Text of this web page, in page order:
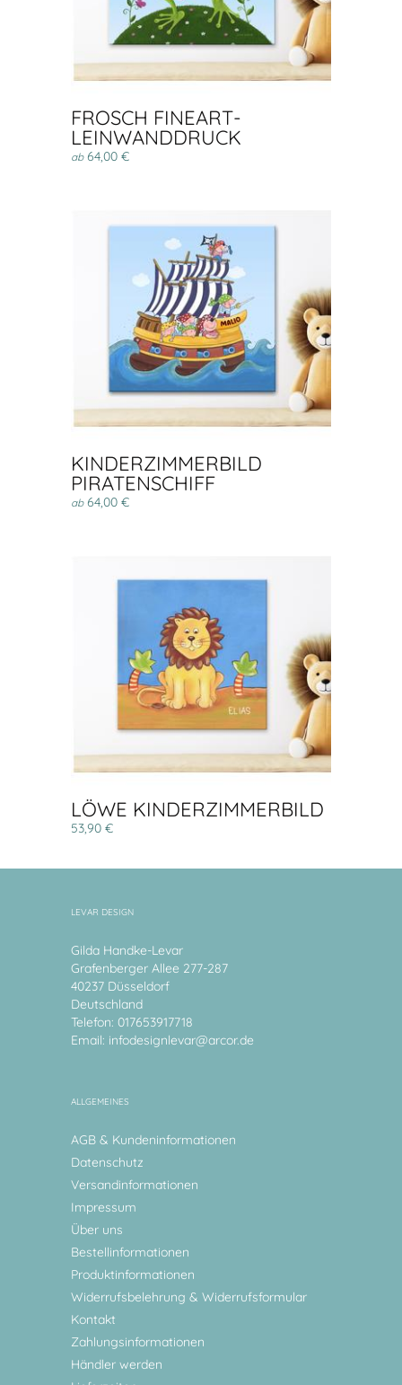
FROSCH FINEART-
LEINWANDDRUCK
ab64,00 €
KINDERZIMMERBILD
PIRATENSCHIFF
ab64,00 €
LÖWE KINDERZIMMERBILD
53,90 €
LEVAR DESIGN
Gilda Handke-Levar
Grafenberger Allee 277-287
40237 Düsseldorf
Deutschland
Telefon: 017653917718
Email: infodesignlevar@arcor.de
ALLGEMEINES
AGB & Kundeninformationen
Datenschutz
Versandinformationen
Impressum
Über uns
Bestellinformationen
Produktinformationen
Widerrufsbelehrung & Widerrufsformular
Kontakt
Zahlungsinformationen
Händler werden